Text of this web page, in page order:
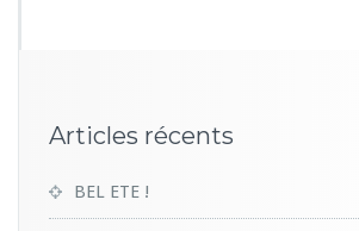
Articles récents
BEL ETE !